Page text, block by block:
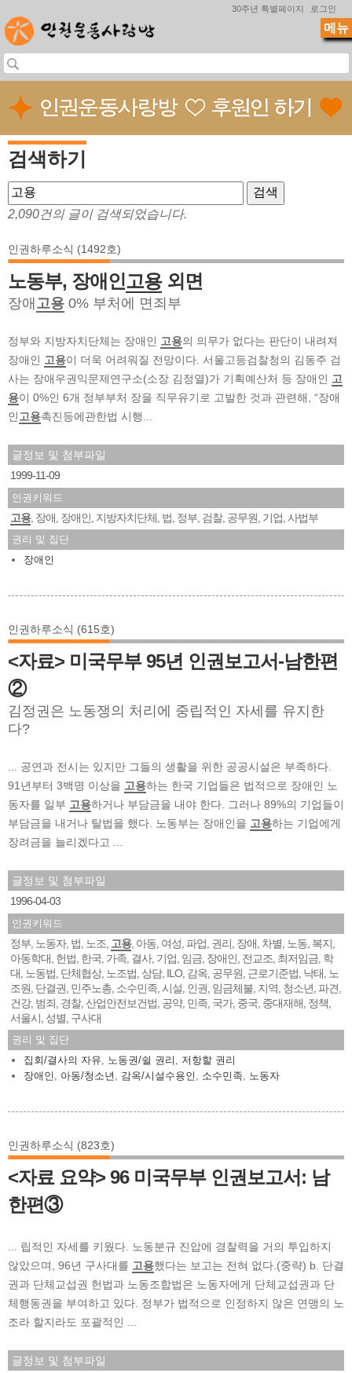
30주년 특별페이지 로그인
검색하기
2,090건의 글이 검색되었습니다.
인권하루소식 (1492호)
노동부, 장애인고용외면
장애 고용 0% 부처에 면죄부
정부와 지방자치단체는 장애인 고용의 의무가 없다는 판단이 내려져
장애인 고용이 더욱 어려워질 전망이다. 서울고등검찰청의 김동주 검
사는 장애우권익문제연구소(소장 김정열)가 기획예산처 등 장애인 고
용이 0%인 6개 정부부처 장을 직무유기로 고발한 것과 관련해, “장애
인 고용촉진등에관한법 시행...
글정보 및 첨부파일
1999-11-09
인권키워드
고용, 장애 장애인 지방자치단체 법 정부 검찰, 공무원 기업 사법부
권리 및 집단
장애인
인권하루소식 (615호)
<자료> 미국무부 95년 인권보고서-남한편
②
김정권은 노동쟁의 처리에 중립적인 자세를 유지한
다?
... 공연과 전시는 있지만 그들의 생활을 위한 공공시설은 부족하다.
91년부터 3백명 이상을 고용하는 한국 기업들은 법적으로 장애인 노
동자를 일부 고용하거나 부담금을 내야 한다. 그러나 89%의 기업들이
부담금을 내거나 탈법을 했다. 노동부는 장애인을 고용하는 기업에게
장려금을 늘리겠다고 ...
글정보 및 첨부파일
1996-04-03
인권키워드
정부 노동자, 법 노조 고용, 아동 여성 파업 권리 장애 차별 노동 복지
아동학대 헌법 한국 가족 결사, 기업 임금 장애인 전교조 최저임금 학
대 노동법 단체협상, 노조법 상담, ILO, 감옥 공무원 근로기준법 낙태 노
조원 단결권 민주노총 소수민족 시설 인권 임금체불 지역 청소년 파견
건강, 범죄 경찰, 산업안전보건법 공약, 민족 국가, 중국 중대재해 정책
서울시 성별 구사대
권리 및 집단
집회/결사의 자유
노동권/쉴 권리
저항할 권리
장애인
아동/청소년 감옥/시설수용인 소수민족 노동자
인권하루소식 (823호)
<자료 요약> 96 미국무부 인권보고서: 남
한편③
... 립적인 자세를 키웠다. 노동분규 진압에 경찰력을 거의 투입하지
않았으며, 96년 구사대를 고용했다는 보고는 전혀 없다.(중략) b. 단결
권과 단체교섭권 헌법과 노동조합법은 노동자에게 단체교섭권과 단
체행동권을 부여하고 있다. 정부가 법적으로 인정하지 않은 연맹의 노
조라 할지라도 포괄적인 ...
글정보 및 첨부파일
메뉴